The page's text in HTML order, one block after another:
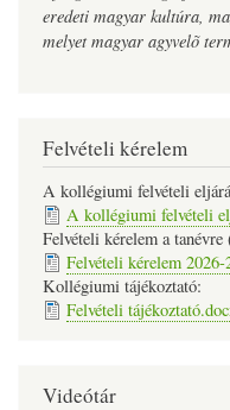
eredeti magyar kultúra,
melyet magyar agyvelõ
Felvételi kérelem
A kollégiumi felvételi
A kollégiumi felvételi
Felvételi kérelem a tanévre
Felvételi kérelem 2026-
Kollégiumi tájékoztató:
Felvételi
Videótár